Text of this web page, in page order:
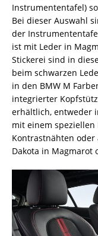
Instrumententafel)
Bei dieser Auswahl
der
ist mit Leder in
Stickerei sind in
beim schwarzen
in den BMW M
integrierter
erhältlich, entweder
mit einem speziellen
Kontrastnähten
Dakota in Magmarot